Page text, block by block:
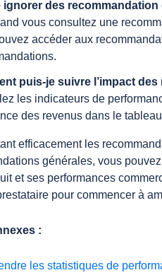
ignorer des
vous consultez une
accéder aux
puis-je suivre l’impact
les indicateurs de
des revenus dans le
efficacement les
générales, vous
et ses performances
pour commencer à
:
les statistiques de